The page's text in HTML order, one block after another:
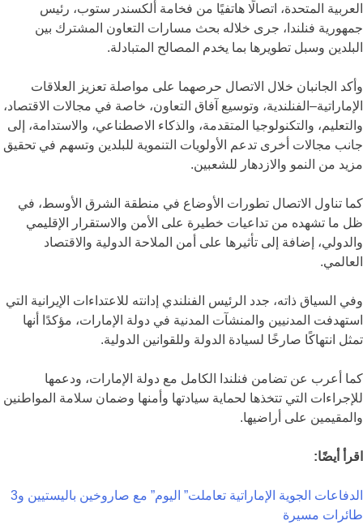
العربية المتحدة، اتصالًا هاتفيًا من فخامة ألكسندر ستوب، رئيس
جمهورية فنلندا، جرى خلاله بحث مسارات التعاون المشترك بين
البلدين وسبل تطويرها بما يخدم المصالح المتبادلة.
وأكد الجانبان خلال الاتصال حرصهما على مواصلة تعزيز العلاقات
الإماراتية–الفنلندية، وتوسيع آفاق التعاون، خاصة في مجالات الاقتصاد،
والتعليم، والتكنولوجيا المتقدمة، والذكاء الاصطناعي، والاستدامة، إلى
جانب مجالات أخرى تدعم الأولويات التنموية للبلدين وتسهم في تحقيق
مزيد من النمو والازدهار للشعبين.
كما تناول الاتصال تطورات الأوضاع في منطقة الشرق الأوسط، في
ظل ما تشهده من تداعيات خطيرة على الأمن والاستقرار الإقليمي
والدولي، إضافة إلى تأثيرها على أمن الملاحة الدولية والاقتصاد
العالمي.
وفي السياق ذاته، جدد الرئيس الفنلندي إدانته للاعتداءات الإيرانية التي
استهدفت المدنيين والمنشآت المدنية في دولة الإمارات، مؤكدًا أنها
تمثل انتهاكًا صارخًا لسيادة الدولة وللقوانين الدولية.
كما أعرب عن تضامن فنلندا الكامل مع دولة الإمارات، ودعمها
للإجراءات التي تتخذها لحماية سيادتها وأمنها وضمان سلامة المواطنين
والمقيمين على أراضيها.
اقرأ أيضًا:
الدفاعات الجوية الإماراتية تعاملت” اليوم” مع صاروخين باليستيين و3
طائرات مسيرة